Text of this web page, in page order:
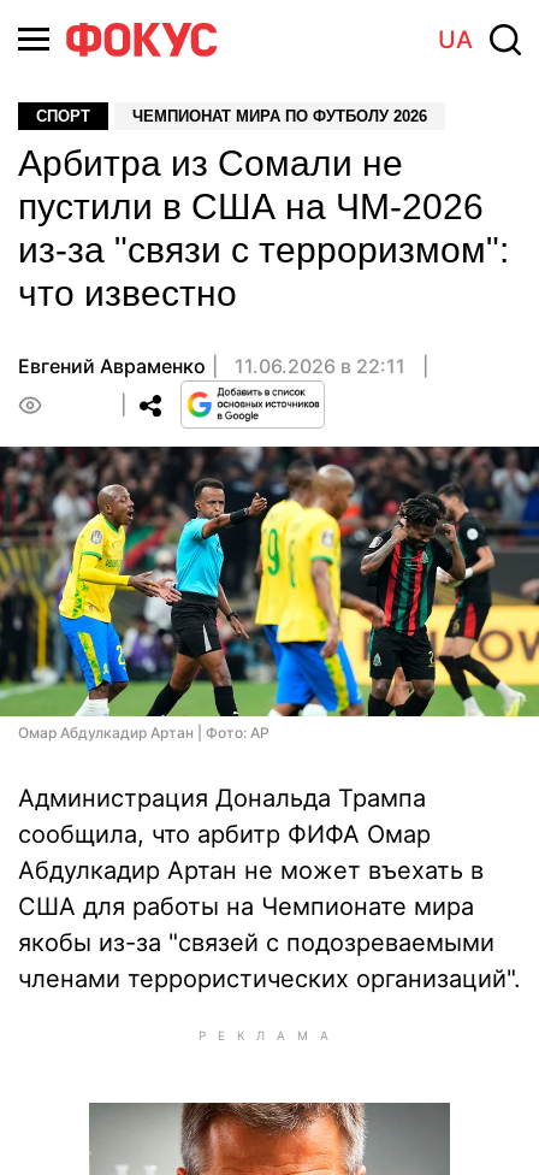
UA
СПОРТ ЧЕМПИОНАТ МИРА ПО ФУТБОЛУ 2026
Арбитра из Сомали не
пустили в США на ЧМ-2026
из-за "связи с терроризмом":
что известно
Евгений Авраменко
11.06.2026 в 22:11
Омар Абдулкадир Артан | Фото: AP
Администрация Дональда Трампа
сообщила, что арбитр ФИФА Омар
Абдулкадир Артан не может въехать в
США для работы на Чемпионате мира
якобы из-за "связей с подозреваемыми
членами террористических организаций".